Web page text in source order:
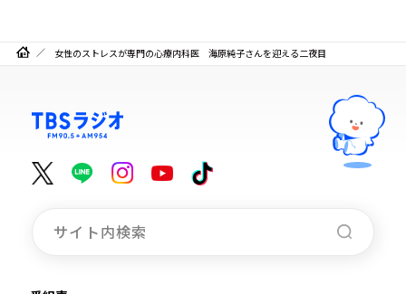
女性のストレスが専門の心療内科医 海原純子さんを迎える二夜目